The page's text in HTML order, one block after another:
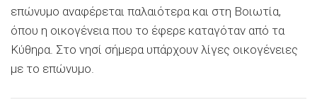
επώνυμο αναφέρεται παλαιότερα και στη Βοιωτία,
όπου η οικογένεια που το έφερε καταγόταν από τα
Κύθηρα. Στο νησί σήμερα υπάρχουν λίγες οικογένειες
με το επώνυμο.